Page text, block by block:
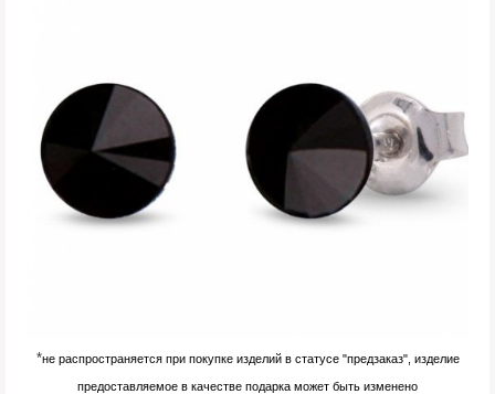
*не распространяется при покупке изделий в статусе "предзаказ", изделие
предоставляемое в качестве подарка может быть изменено